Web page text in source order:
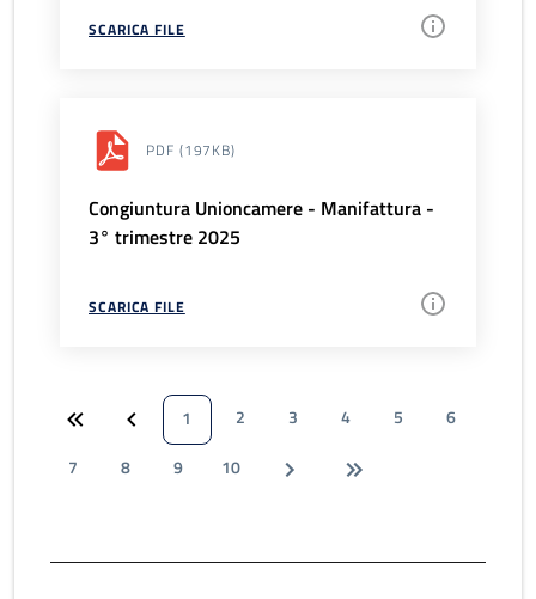
SCARICA FILE
PDF (197KB)
Congiuntura Unioncamere - Manifattura -
3° trimestre 2025
SCARICA FILE
1 2 3 4 5
6
7
8 9 10